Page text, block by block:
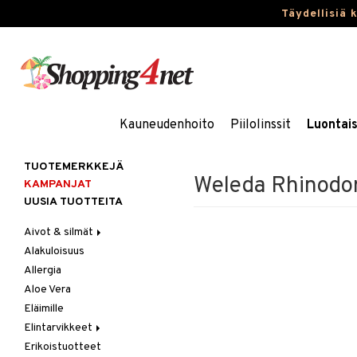
Täydellisiä
Kauneudenhoito Piilolinssit
Weleda
TUOTEMERKKEJÄ
KAMPANJAT
UUSIA TUOTTEITA
Aivot & silmät
Muisti
Rasvahapot
Silmät
Alakuloisuus
Allergia
Aloe Vera
Eläimille
Elintarvikkeet
Hedelmät & pähkinät
Erikoistuotteet